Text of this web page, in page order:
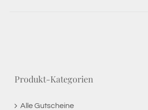
Produkt-Kategorien
Alle Gutscheine